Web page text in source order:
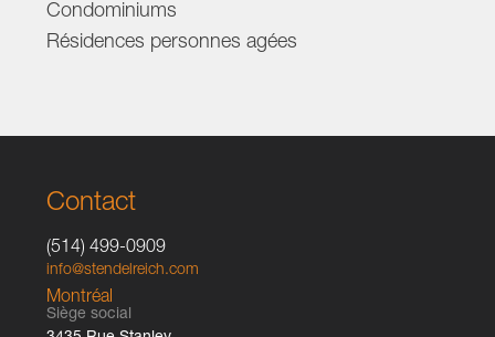
Condominiums
Résidences personnes agées
Contact
(514) 499-0909
info@stendelreich.com
Montréal
Siège social